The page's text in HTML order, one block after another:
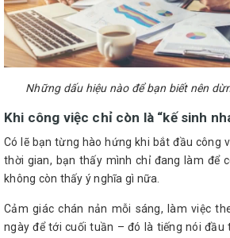
Những dấu hiệu nào để bạn biết nên
Khi công việc chỉ còn là “kế sinh
Có lẽ bạn từng hào hứng khi bắt đầu công
thời gian, bạn thấy mình chỉ đang làm để
không còn thấy ý nghĩa gì nữa.
Cảm giác chán nản mỗi sáng, làm việc
ngày để tới cuối tuần – đó là tiếng nói đầu